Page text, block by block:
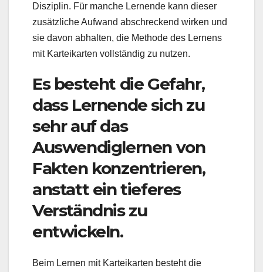
Disziplin. Für manche Lernende kann dieser
zusätzliche Aufwand abschreckend wirken und
sie davon abhalten, die Methode des Lernens
mit Karteikarten vollständig zu nutzen.
Es besteht die Gefahr,
dass Lernende sich zu
sehr auf das
Auswendiglernen von
Fakten konzentrieren,
anstatt ein tieferes
Verständnis zu
entwickeln.
Beim Lernen mit Karteikarten besteht die